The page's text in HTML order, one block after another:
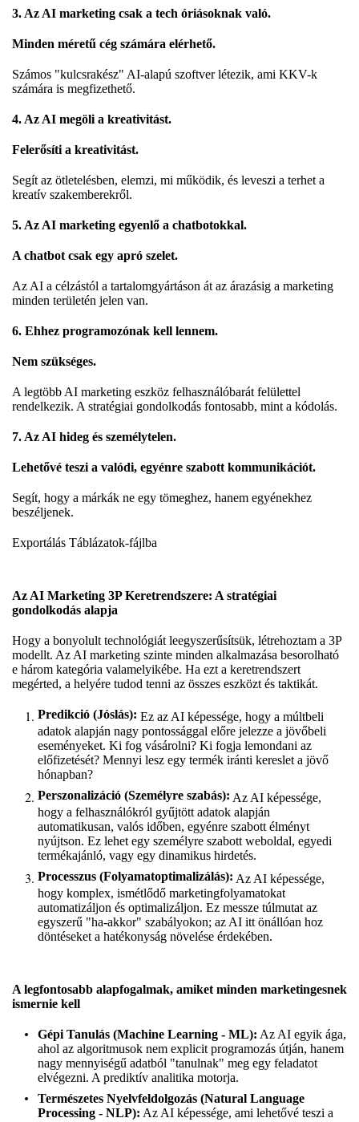
3. Az AI marketing csak a tech óriásoknak való.
Minden méretű cég számára elérhető.
Számos "kulcsrakész" AI-alapú szoftver létezik, ami KKV-k
számára is megfizethető.
4. Az AI megöli a kreativitást.
Felerősíti a kreativitást.
Segít az ötletelésben, elemzi, mi működik, és leveszi a terhet a
kreatív szakemberekről.
5. Az AI marketing egyenlő a chatbotokkal.
A chatbot csak egy apró szelet.
Az AI a célzástól a tartalomgyártáson át az árazásig a marketing
minden területén jelen van.
6. Ehhez programozónak kell lennem.
Nem szükséges.
A legtöbb AI marketing eszköz felhasználóbarát felülettel
rendelkezik. A stratégiai gondolkodás fontosabb, mint a kódolás.
7. Az AI hideg és személytelen.
Lehetővé teszi a valódi, egyénre szabott kommunikációt.
Segít, hogy a márkák ne egy tömeghez, hanem egyénekhez
beszéljenek.
Exportálás Táblázatok-fájlba
Az AI Marketing 3P Keretrendszere: A stratégiai
gondolkodás alapja
Hogy a bonyolult technológiát leegyszerűsítsük, létrehoztam a 3P
modellt. Az AI marketing szinte minden alkalmazása besorolható
e három kategória valamelyikébe. Ha ezt a keretrendszert
megérted, a helyére tudod tenni az összes eszközt és taktikát.
Predikció (Jóslás): Ez az AI képessége, hogy a múltbeli
adatok alapján nagy pontossággal előre jelezze a jövőbeli
eseményeket. Ki fog vásárolni? Ki fogja lemondani az
előfizetését? Mennyi lesz egy termék iránti kereslet a jövő
hónapban?
Perszonalizáció (Személyre szabás): Az AI képessége,
hogy a felhasználókról gyűjtött adatok alapján
automatikusan, valós időben, egyénre szabott élményt
nyújtson. Ez lehet egy személyre szabott weboldal, egyedi
termékajánló, vagy egy dinamikus hirdetés.
Processzus (Folyamatoptimalizálás): Az AI képessége,
hogy komplex, ismétlődő marketingfolyamatokat
automatizáljon és optimalizáljon. Ez messze túlmutat az
egyszerű "ha-akkor" szabályokon; az AI itt önállóan hoz
döntéseket a hatékonyság növelése érdekében.
A legfontosabb alapfogalmak, amiket minden marketingesnek
ismernie kell
Gépi Tanulás (Machine Learning - ML): Az AI egyik ága,
ahol az algoritmusok nem explicit programozás útján, hanem
nagy mennyiségű adatból "tanulnak" meg egy feladatot
elvégezni. A prediktív analitika motorja.
Természetes Nyelvfeldolgozás (Natural Language
Processing - NLP): Az AI képessége, ami lehetővé teszi a